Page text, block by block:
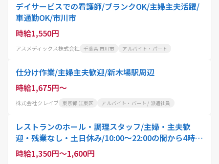
デイサービスでの看護師/ブランクOK/主婦主夫活躍/
車通勤OK/市川市
時給1,550円
アスメディックス株式会社 千葉県 市川市 アルバイト・パート
仕分け作業/主婦主夫歓迎/新木場駅周辺
時給1,675円～
株式会社クレイブ 東京都 江東区 アルバイト・パート / 派遣社員
レストランのホール・調理スタッフ/主婦・主夫歓
迎・残業なし・土日休み/10:00〜22:00の間から4時
間〜就業可能/スタッフ・アクティオ
時給1,350円～1,600円